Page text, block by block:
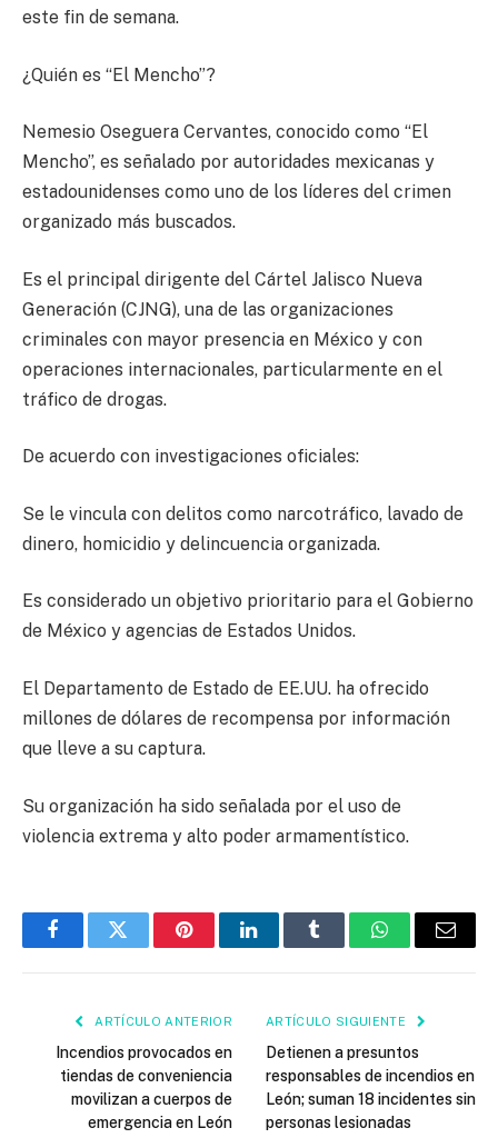
este fin de semana.
¿Quién es “El Mencho”?
Nemesio Oseguera Cervantes, conocido como “El
Mencho”, es señalado por autoridades mexicanas y
estadounidenses como uno de los líderes del crimen
organizado más buscados.
Es el principal dirigente del Cártel Jalisco Nueva
Generación (CJNG), una de las organizaciones
criminales con mayor presencia en México y con
operaciones internacionales, particularmente en el
tráfico de drogas.
De acuerdo con investigaciones oficiales:
Se le vincula con delitos como narcotráfico, lavado de
dinero, homicidio y delincuencia organizada.
Es considerado un objetivo prioritario para el Gobierno
de México y agencias de Estados Unidos.
El Departamento de Estado de EE.UU. ha ofrecido
millones de dólares de recompensa por información
que lleve a su captura.
Su organización ha sido señalada por el uso de
violencia extrema y alto poder armamentístico.
FacebookTwitter PinterestLinkedInTumblr WhatsAppEmail
ARTÍCULO ANTERIOR
Incendios provocados en
tiendas de conveniencia
movilizan a cuerpos de
emergencia en León
ARTÍCULO SIGUIENTE
Detienen a presuntos
responsables de incendios en
León; suman 18 incidentes sin
personas lesionadas